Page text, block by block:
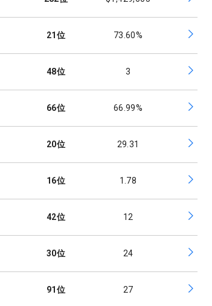
21位 73.60%
48位 3
66位 66.99%
20位 29.31
16位 1.78
42位 12
30位 24
91位 27